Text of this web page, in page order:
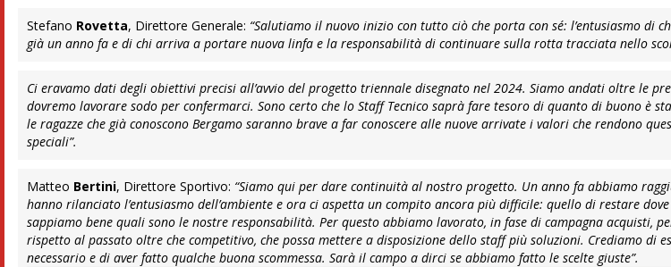
Stefano Rovetta, Direttore Generale: “Salutiamo il nuovo inizio con tutto ciò che porta con sé: l’entusiasmo di
già un anno fa e di chi arriva a portare nuova linfa e la responsabilità di continuare sulla rotta tracciata nello
Ci eravamo dati degli obiettivi precisi all’avvio del progetto triennale disegnato nel 2024. Siamo andati oltre le
dovremo lavorare sodo per confermarci. Sono certo che lo Staff Tecnico saprà fare tesoro di quanto di buono è
le ragazze che già conoscono Bergamo saranno brave a far conoscere alle nuove arrivate i valori che rendono
speciali”.
Matteo Bertini, Direttore Sportivo: “Siamo qui per dare continuità al nostro progetto. Un anno fa abbiamo
hanno rilanciato l’entusiasmo dell’ambiente e ora ci aspetta un compito ancora più difficile: quello di restare
sappiamo bene quali sono le nostre responsabilità. Per questo abbiamo lavorato, in fase di campagna acquisti,
rispetto al passato oltre che competitivo, che possa mettere a disposizione dello staff più soluzioni. Crediamo di
necessario e di aver fatto qualche buona scommessa. Sarà il campo a dirci se abbiamo fatto le scelte giuste”.